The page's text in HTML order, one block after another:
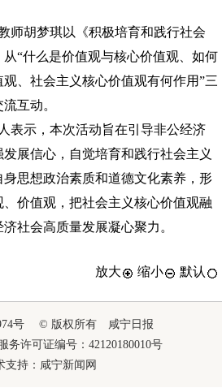
师胡梦琪以《积极培育和践行社会
“什么是价值观与核心价值观、如何
、社会主义核心价值观有何作用”三
互动。
表示，本次活动旨在引导非公经济
展信心，自觉培育和践行社会主义
思想政治素质和道德文化素养，形
价值观，把社会主义核心价值观融
社会高质量发展凝心聚力。
放大 缩小 默认
号 © 版权所有 咸宁日报
务许可证编号：42120180010号
支持：咸宁新闻网